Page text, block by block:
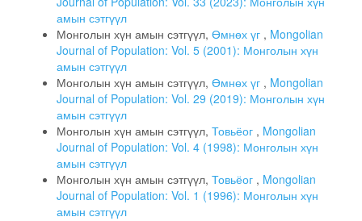
амын сэтгүүл
Монголын хүн амын сэтгүүл, Өмнөх үг , Mongolian
Journal of Population: Vol. 5 (2001): Монголын хүн
амын сэтгүүл
Монголын хүн амын сэтгүүл, Өмнөх үг , Mongolian
Journal of Population: Vol. 29 (2019): Монголын хүн
амын сэтгүүл
Монголын хүн амын сэтгүүл, Товьёог , Mongolian
Journal of Population: Vol. 4 (1998): Монголын хүн
амын сэтгүүл
Монголын хүн амын сэтгүүл, Товьёог , Mongolian
Journal of Population: Vol. 1 (1996): Монголын хүн
амын сэтгүүл